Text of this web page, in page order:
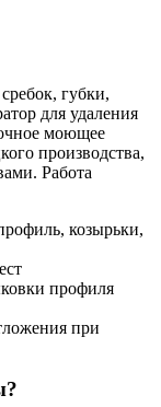
губки,
для удаления
моющее
производства,
Работа
козырьки,
профиля
при